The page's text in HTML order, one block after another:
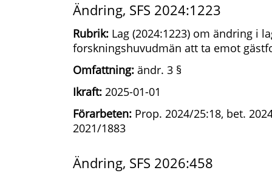
Ändring, SFS 2024:1223
Rubrik: Lag (2024:1223) om ändring i
forskningshuvudmän att ta emot
Omfattning: ändr. 3 §
Ikraft: 2025-01-01
Förarbeten: Prop. 2024/25:18, bet.
2021/1883
Ändring, SFS 2026:458